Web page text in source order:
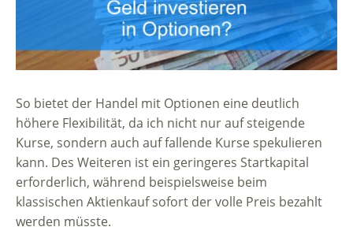
So bietet der Handel mit Optionen eine deutlich
höhere Flexibilität, da ich nicht nur auf steigende
Kurse, sondern auch auf fallende Kurse spekulieren
kann. Des Weiteren ist ein geringeres Startkapital
erforderlich, während beispielsweise beim
klassischen Aktienkauf sofort der volle Preis bezahlt
werden müsste.